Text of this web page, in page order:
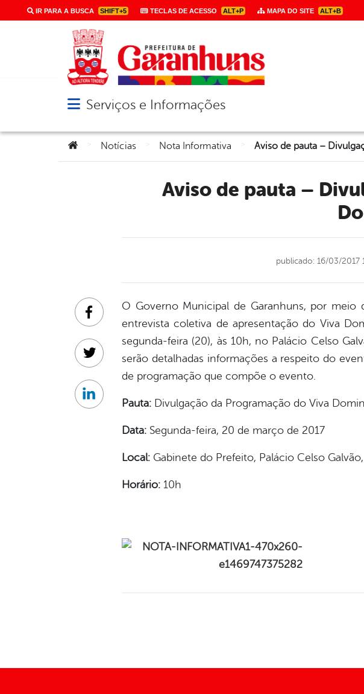
IR PARA A BUSCA SHIFT+5 TECLAS DE ACESSO ALT+P MAPA DO SITE ALT+B
Abrir menu principal de navegação
Serviços e Informações
Você está aqui:
Notícias Nota Informativa
Aviso de pauta – Divulgação da Programação do Viva
publicado: 16/03/2017
O Governo Municipal de Garanhuns, por meio
entrevista coletiva de apresentação do Viva
segunda-feira (20), às 10h, no Palácio Celso
serão detalhadas informações a respeito do
de programação que compõe o evento.
Pauta: Divulgação da Programação do Viva
Data: Segunda-feira, 20 de março de 2017
Local: Gabinete do Prefeito, Palácio Celso
Horário: 10h
Facebook
Twitter
Linkedin